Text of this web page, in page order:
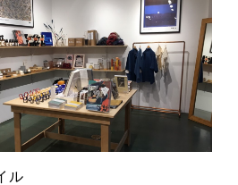
ル